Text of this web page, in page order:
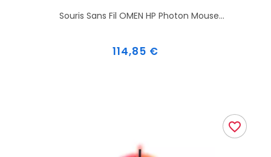
Souris Sans Fil OMEN HP Photon Mouse...
Prix
114,85 €
favorite_border